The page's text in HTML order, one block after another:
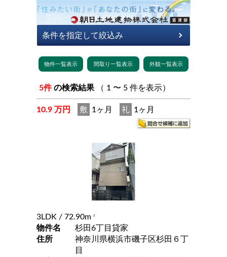
5件 の検索結果 （ 1 〜 5 件を表示）
10.9 万円 敷 1ヶ月 礼 1ヶ月
3LDK / 72.90m 2
物件名
杉田6丁目貸家
住所
神奈川県横浜市磯子区杉田６丁
目